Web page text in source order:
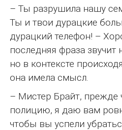
– Ты разрушила нашу
Ты и твои дурацкие
дурацкий телефон! –
последняя фраза звучит
но в контексте
она имела смысл.
– Мистер Брайт, прежде
полицию, я даю вам
чтобы вы успели